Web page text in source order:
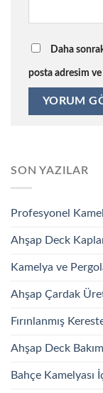
Daha
posta adresim
SON YAZILAR
Profesyonel
Ahşap Deck
Kamelya ve
Ahşap Çardak
Fırınlanmış
Ahşap Deck
Bahçe Kamelyası